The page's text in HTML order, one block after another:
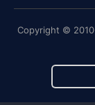
Copyright ©